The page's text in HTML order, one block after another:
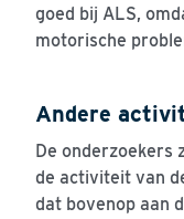
goed bij ALS,
motorische
Andere
De onderzoekers
de activiteit van
dat bovenop aan